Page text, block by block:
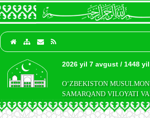
2026 yil 7 avgust / 1448
O‘ZBEKISTON
SAMARQAND VILOYATI